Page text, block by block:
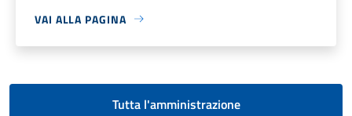
VAI ALLA PAGINA
Tutta l'amministrazione